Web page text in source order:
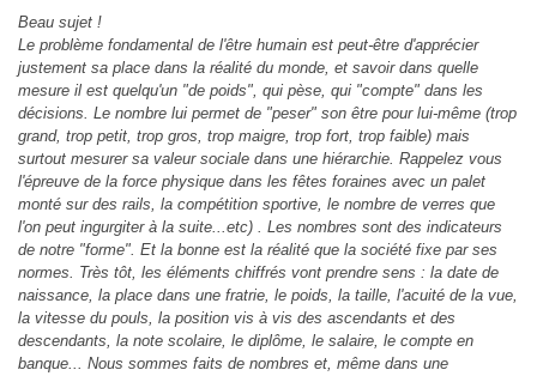
Beau sujet !
Le problème fondamental de l'être humain est peut-être d'apprécier
justement sa place dans la réalité du monde, et savoir dans quelle
mesure il est quelqu'un "de poids", qui pèse, qui "compte" dans les
décisions. Le nombre lui permet de "peser" son être pour lui-même (trop
grand, trop petit, trop gros, trop maigre, trop fort, trop faible) mais
surtout mesurer sa valeur sociale dans une hiérarchie. Rappelez vous
l'épreuve de la force physique dans les fêtes foraines avec un palet
monté sur des rails, la compétition sportive, le nombre de verres que
l'on peut ingurgiter à la suite...etc) . Les nombres sont des indicateurs
de notre "forme". Et la bonne est la réalité que la société fixe par ses
normes. Très tôt, les éléments chiffrés vont prendre sens : la date de
naissance, la place dans une fratrie, le poids, la taille, l'acuité de la vue,
la vitesse du pouls, la position vis à vis des ascendants et des
descendants, la note scolaire, le diplôme, le salaire, le compte en
banque... Nous sommes faits de nombres et, même dans une